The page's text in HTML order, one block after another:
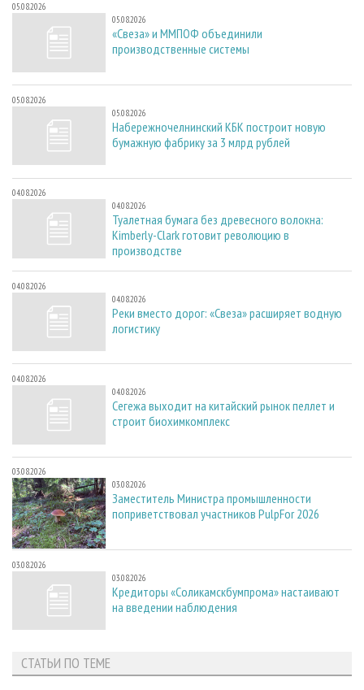
05.08.2026
05.08.2026
«Свеза» и ММПОФ объединили
производственные системы
05.08.2026
05.08.2026
Набережночелнинский КБК построит новую
бумажную фабрику за 3 млрд рублей
04.08.2026
04.08.2026
Туалетная бумага без древесного волокна:
Kimberly-Clark готовит революцию в
производстве
04.08.2026
04.08.2026
Реки вместо дорог: «Свеза» расширяет водную
логистику
04.08.2026
04.08.2026
Сегежа выходит на китайский рынок пеллет и
строит биохимкомплекс
03.08.2026
03.08.2026
Заместитель Министра промышленности
поприветствовал участников PulpFor 2026
03.08.2026
03.08.2026
Кредиторы «Соликамскбумпрома» настаивают
на введении наблюдения
СТАТЬИ ПО ТЕМЕ